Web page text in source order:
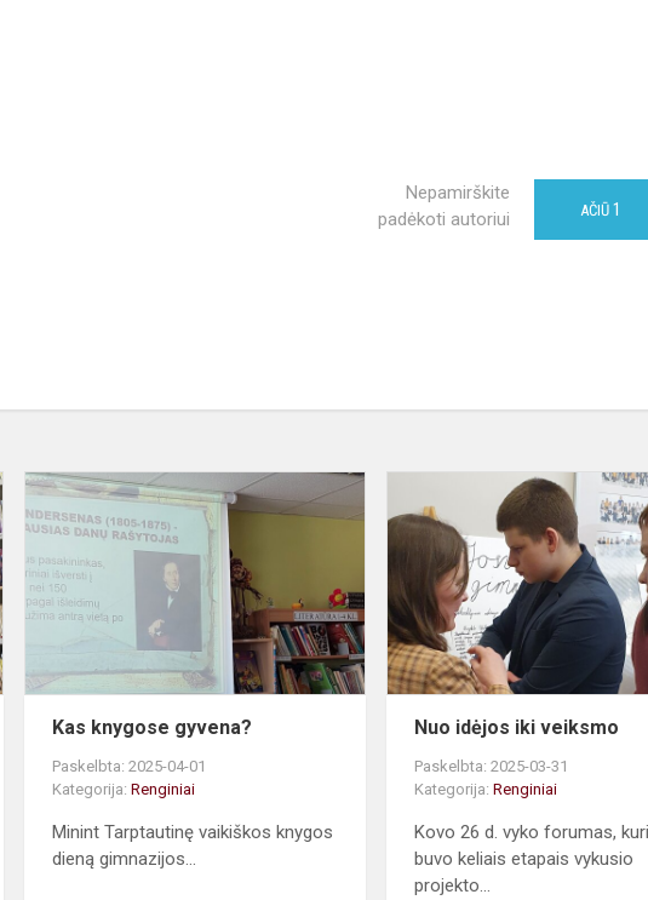
Nepamirškite
padėkoti autoriui
AČIŪ 1
Užklasinio
skaitymo
pamoka
bibliotekoje
Kas
knygose
gyvena?
Kas knygose gyvena?
Paskelbta: 2025-04-01
Kategorija:Renginiai
Minint Tarptautinę vaikiškos knygos
dieną gimnazijos...
Nuo idėjos iki veiksmo
Paskelbta: 2025-03-31
Kategorija:Renginiai
Kovo 26 d. vyko forumas,
buvo keliais etapais vykusio
projekto...